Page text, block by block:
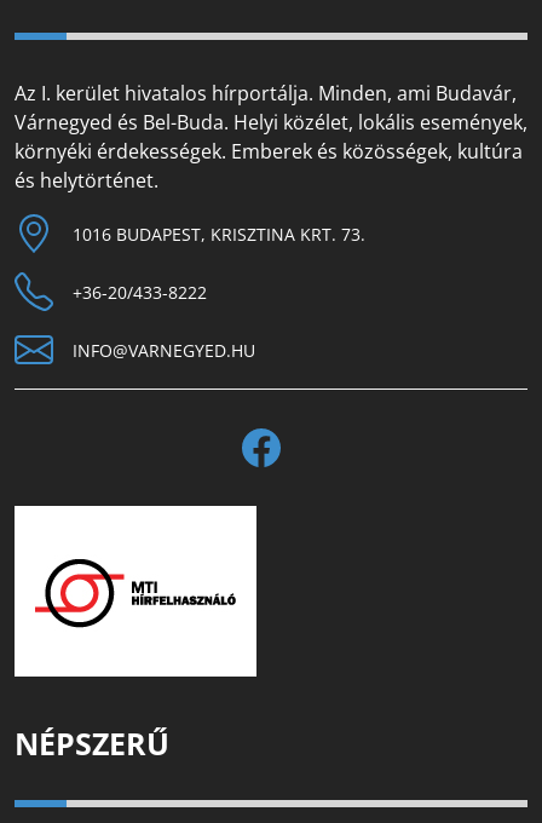
Az I. kerület hivatalos hírportálja. Minden, ami Budavár,
Várnegyed és Bel-Buda. Helyi közélet, lokális események,
környéki érdekességek. Emberek és közösségek, kultúra
és helytörténet.
1016 BUDAPEST, KRISZTINA KRT. 73.
+36-20/433-8222
INFO@VARNEGYED.HU
NÉPSZERŰ